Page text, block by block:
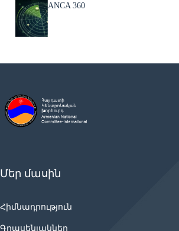
ANCA 360
Մեր մասին
Հիմնադրություն
Գրասենյակներ